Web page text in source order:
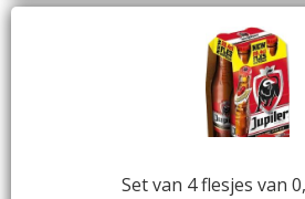
Set van 4 flesjes van